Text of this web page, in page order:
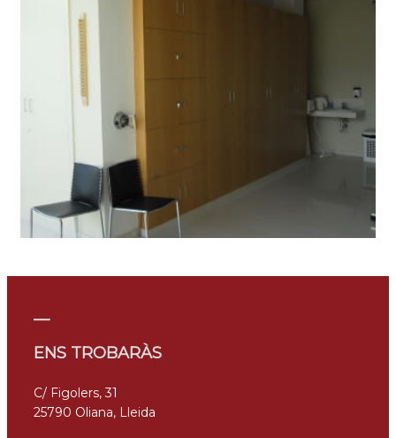
__
ENS TROBARÀS
C/ Figolers, 31
25790 Oliana, Lleida